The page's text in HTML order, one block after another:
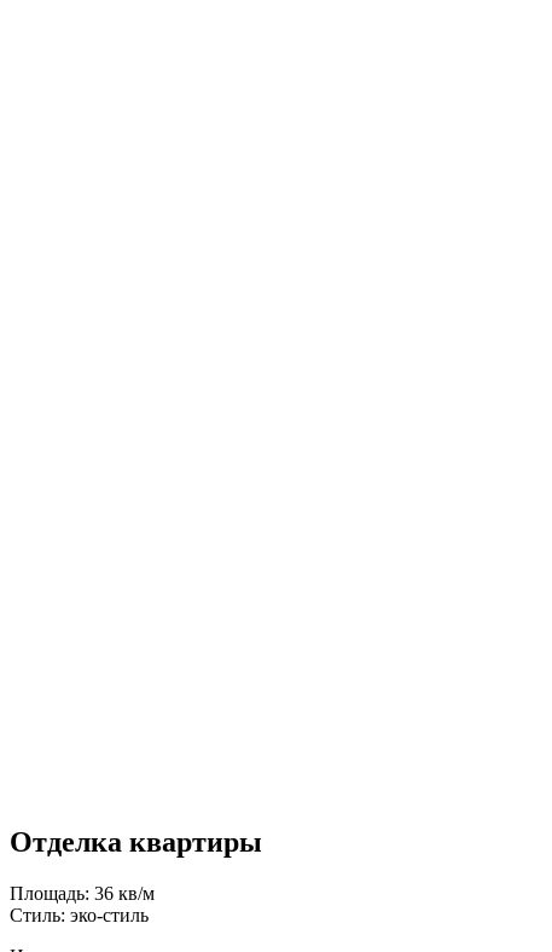
Отделка квартиры
Площадь: 36 кв/м
Стиль: эко-стиль